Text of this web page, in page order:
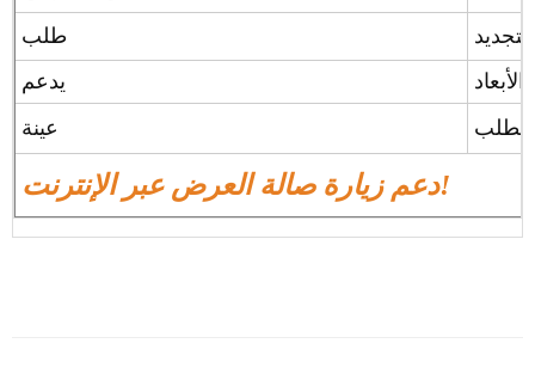
طلب
يدعم
عينة
دعم زيارة صالة العرض عبر الإنترنت!